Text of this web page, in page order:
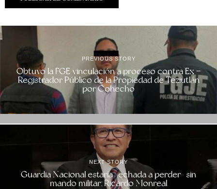
PREVIOUS STORY
Obtuvo la FGE vinculación a proceso contra Ex –
Registrador Público de la Propiedad de Teziutlán
por Cohecho
NEXT STORY
Guardia Nacional estaría «echada a perder» sin
mando militar: Ricardo Monreal